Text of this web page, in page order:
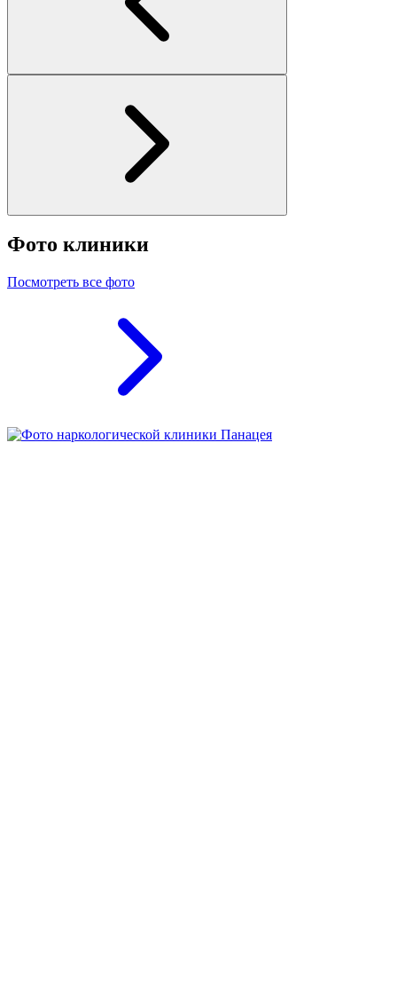
Фото клиники
Посмотреть все фото